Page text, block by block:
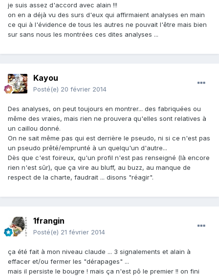
je suis assez d'accord avec alain !!!
on en a déjà vu des surs d'eux qui affirmaient analyses en main
ce qui à l'évidence de tous les autres ne pouvait l'être mais bien
sur sans nous les montrées ces dites analyses ...
Kayou
Posté(e) 20 février 2014
Des analyses, on peut toujours en montrer... des fabriquées ou
même des vraies, mais rien ne prouvera qu'elles sont relatives à
un caillou donné.
On ne sait même pas qui est derrière le pseudo, ni si ce n'est pas
un pseudo prêté/emprunté à un quelqu'un d'autre...
Dès que c'est foireux, qu'un profil n'est pas renseigné (là encore
rien n'est sûr), que ça vire au bluff, au buzz, au manque de
respect de la charte, faudrait ... disons "réagir".
1frangin
Posté(e) 21 février 2014
ça été fait à mon niveau claude ... 3 signalements et alain à
effacer et/ou fermer les "dérapages" ...
mais il persiste le bougre ! mais ça n'est pô le premier !! on fini